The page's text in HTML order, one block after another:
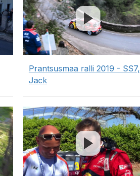
Prantsusmaa ralli 2019 - SS7,
Jack